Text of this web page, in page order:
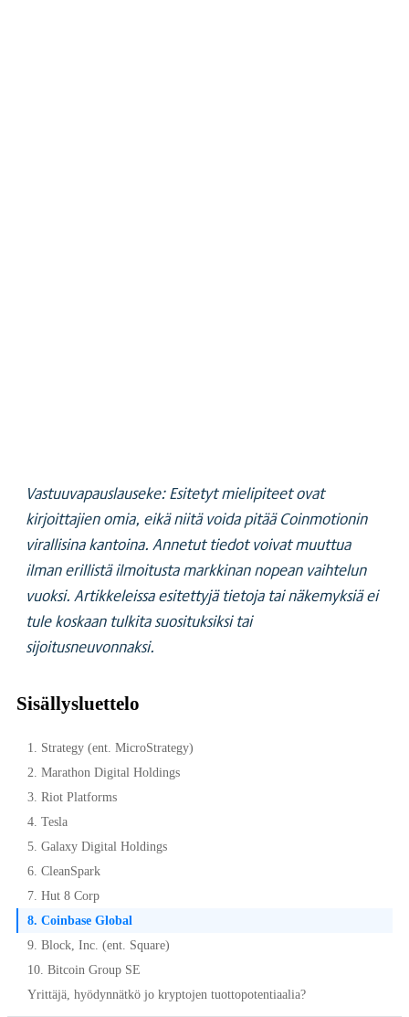
Vastuuvapauslauseke: Esitetyt mielipiteet ovat
kirjoittajien omia, eikä niitä voida pitää Coinmotionin
virallisina kantoina. Annetut tiedot voivat muuttua
ilman erillistä ilmoitusta markkinan nopean vaihtelun
vuoksi. Artikkeleissa esitettyjä tietoja tai näkemyksiä ei
tule koskaan tulkita suosituksiksi tai
sijoitusneuvonnaksi.
Sisällysluettelo
1. Strategy (ent. MicroStrategy)
2. Marathon Digital Holdings
3. Riot Platforms
4. Tesla
5. Galaxy Digital Holdings
6. CleanSpark
7. Hut 8 Corp
8. Coinbase Global
9. Block, Inc. (ent. Square)
10. Bitcoin Group SE
Yrittäjä, hyödynnätkö jo kryptojen tuottopotentiaalia?